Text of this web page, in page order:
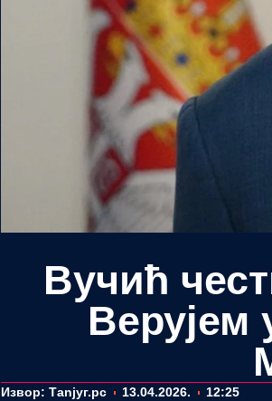
Вучић
Верујем
Извор: Таnjyг.рс 13.04.2026. 12:25